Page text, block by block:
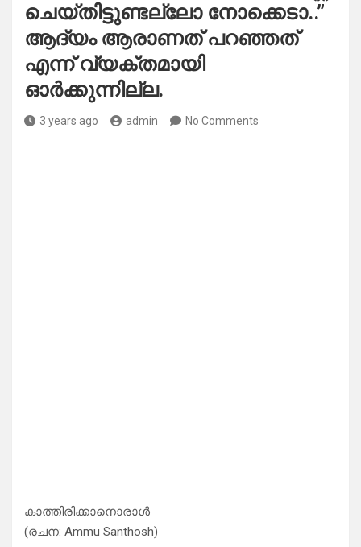
ചെയ്തിട്ടുണ്ടല്ലോ നോക്കെടാ..”
ആദ്യം ആരാണത് പറഞ്ഞത്
എന്ന് വ്യക്തമായി
ഓർക്കുന്നില്ല.
3 years ago admin No Comments
കാത്തിരിക്കാനൊരാൾ
(രചന: Ammu Santhosh)